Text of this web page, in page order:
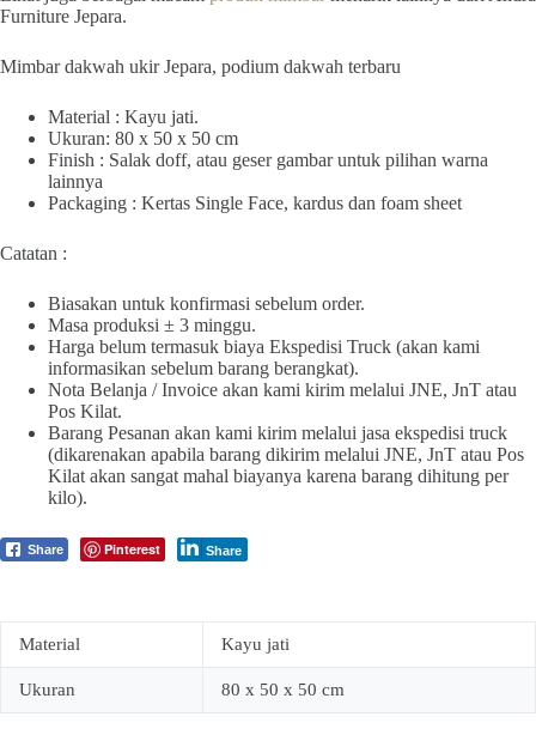
Furniture Jepara.
Mimbar dakwah ukir Jepara, podium dakwah terbaru
Material : Kayu jati.
Ukuran: 80 x 50 x 50 cm
Finish : Salak doff, atau geser gambar untuk pilihan warna
lainnya
Packaging : Kertas Single Face, kardus dan foam sheet
Catatan :
Biasakan untuk konfirmasi sebelum order.
Masa produksi ± 3 minggu.
Harga belum termasuk biaya Ekspedisi Truck (akan kami
informasikan sebelum barang berangkat).
Nota Belanja / Invoice akan kami kirim melalui JNE, JnT atau
Pos Kilat.
Barang Pesanan akan kami kirim melalui jasa ekspedisi truck
(dikarenakan apabila barang dikirim melalui JNE, JnT atau Pos
Kilat akan sangat mahal biayanya karena barang dihitung per
kilo).
Share Pinterest Share
Material Kayu jati
Ukuran 80 x 50 x 50 cm